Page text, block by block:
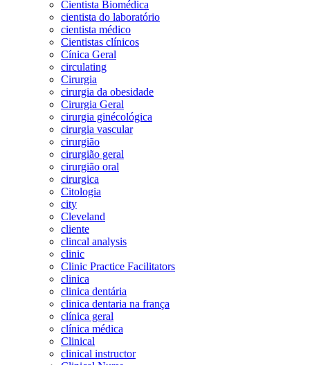
Cientista Biomédica
cientista do laboratório
cientista médico
Cientistas clínicos
Cínica Geral
circulating
Cirurgia
cirurgia da obesidade
Cirurgia Geral
cirurgia ginécológica
cirurgia vascular
cirurgião
cirurgião geral
cirurgião oral
cirurgica
Citologia
city
Cleveland
cliente
clincal analysis
clinic
Clinic Practice Facilitators
clinica
clinica dentária
clinica dentaria na frança
clínica geral
clínica médica
Clinical
clinical instructor